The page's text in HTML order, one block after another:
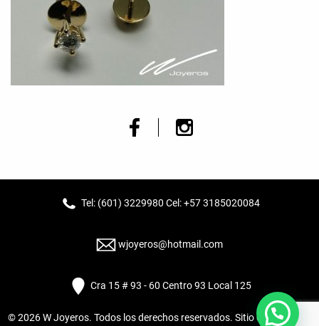
Tel: (601) 3229980 Cel: +57 3185020084
wjoyeros@hotmail.com
Cra 15 # 93 - 60 Centro 93 Local 125
© 2026W Joyeros. Todos los derechos reservados. Sitio desarrollado